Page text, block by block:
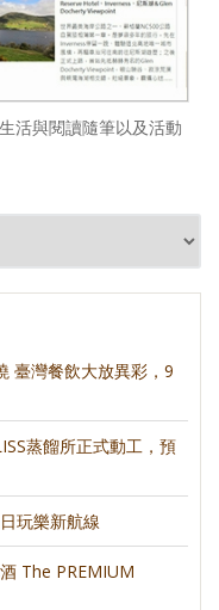
活與閱讀隨筆以及活動
臺灣餐飲大放異彩，9
蒸餾所正式動工，預
玩樂新航線
The PREMIUM